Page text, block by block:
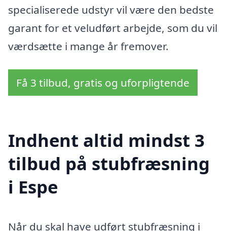
specialiserede udstyr vil være den bedste
garant for et veludført arbejde, som du vil
værdsætte i mange år fremover.
Få 3 tilbud, gratis og uforpligtende
Indhent altid mindst 3
tilbud på stubfræsning
i Espe
Når du skal have udført stubfræsning i